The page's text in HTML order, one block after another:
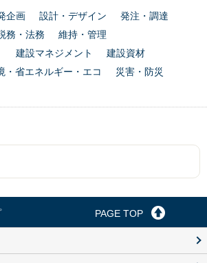
企画 設計・デザイン
発注・調達
務・法務
維持・管理
建設マネジメント
建設資材
・省エネルギー・エコ
災害・防災
PAGE TOP